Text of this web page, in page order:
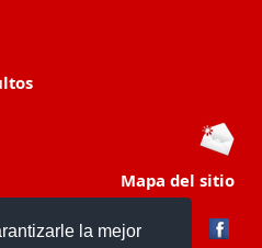
la mejor
Mapa del sitio